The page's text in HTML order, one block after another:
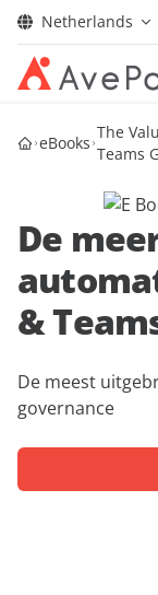
Netherlands
Oplossingen
Confidence
Prijzen
Over
Neem contact
eBooks
The
Teams
De
&
De meest
governance